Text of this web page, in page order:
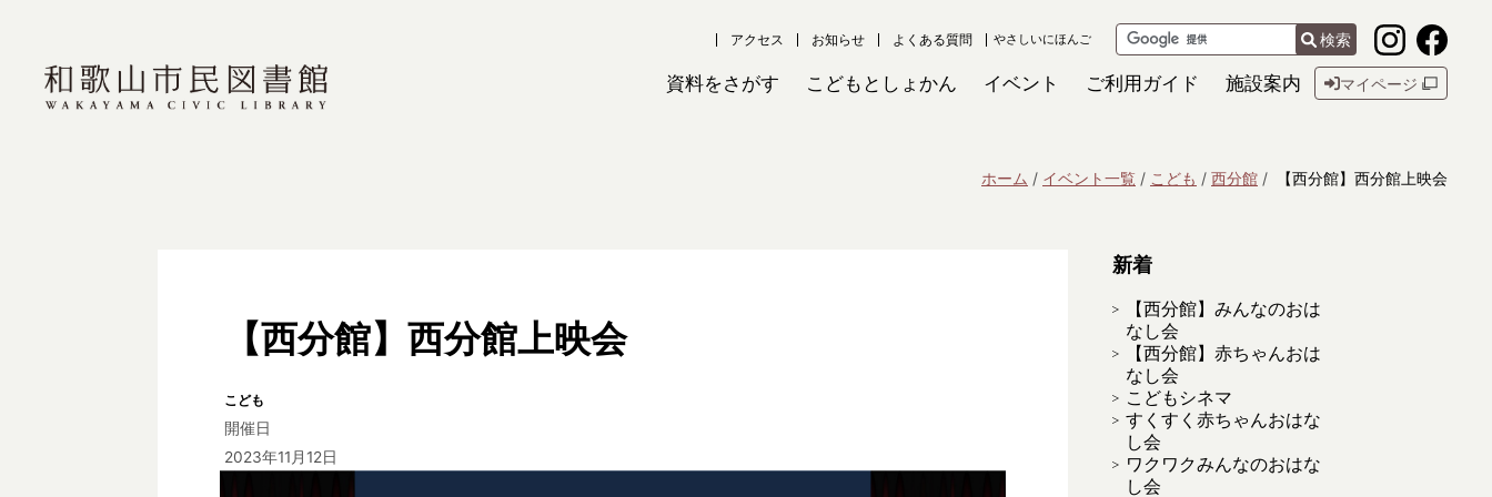
アクセス お知らせ よくある質問 やさしいにほんご 検索
資料をさがす こどもとしょかん イベント ご利用ガイド 施設案内 マイページ
ホーム イベント一覧 こども 西分館 【西分館】西分館上映会
【西分館】西分館上映会
こども
開催日
2023年11月12日
新着
【西分館】みんなのおは
なし会
【西分館】赤ちゃんおは
なし会
こどもシネマ
すくすく赤ちゃんおはな
し会
ワクワクみんなのおはな
し会